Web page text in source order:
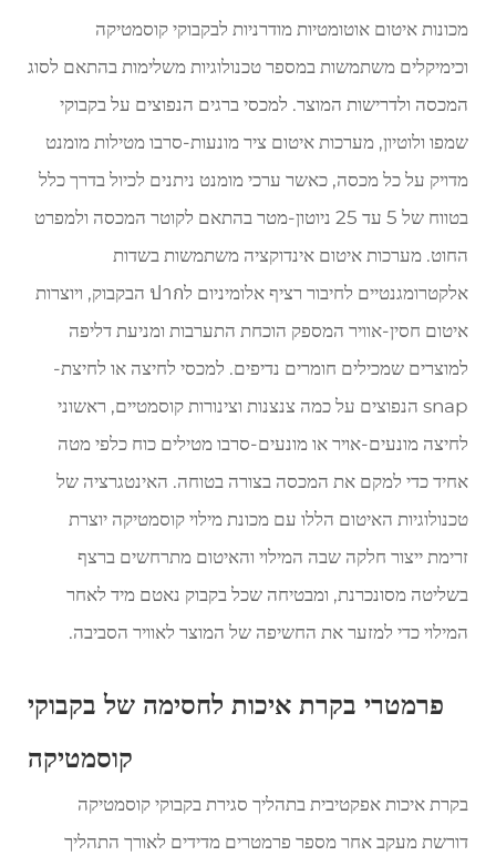
מכונות איטום אוטומטיות מודרניות לבקבוקי קוסמטיקה
וכימיקלים משתמשות במספר טכנולוגיות משלימות בהתאם לסוג
המכסה ולדרישות המוצר. למכסי ברגים הנפוצים על בקבוקי
שמפו ולוטיון, מערכות איטום ציר מונעות-סרבו מטילות מומנט
מדויק על כל מכסה, כאשר ערכי מומנט ניתנים לכיול בדרך כלל
בטווח של 5 עד 25 ניוטון-מטר בהתאם לקוטר המכסה ולמפרט
החוט. מערכות איטום אינדוקציה משתמשות בשדות
אלקטרומגנטיים לחיבור רציף אלומיניום לปาก הבקבוק, ויוצרות
איטום חסין-אוויר המספק הוכחת התערבות ומניעת דליפה
למוצרים שמכילים חומרים נדיפים. למכסי לחיצה או לחיצת-
snap הנפוצים על כמה צנצנות וצינורות קוסמטיים, ראשוני
לחיצה מונעים-אויר או מונעים-סרבו מטילים כוח כלפי מטה
אחיד כדי למקם את המכסה בצורה בטוחה. האינטגרציה של
טכנולוגיות האיטום הללו עם מכונת מילוי קוסמטיקה יוצרת
זרימת ייצור חלקה שבה המילוי והאיטום מתרחשים ברצף
בשליטה מסונכרנת, ומבטיחה שכל בקבוק נאטם מיד לאחר
המילוי כדי למזער את החשיפה של המוצר לאוויר הסביבה.
פרמטרי בקרת איכות לחסימה של בקבוקי
קוסמטיקה
בקרת איכות אפקטיבית בתהליך סגירת בקבוקי קוסמטיקה
דורשת מעקב אחר מספר פרמטרים מדידים לאורך התהליך